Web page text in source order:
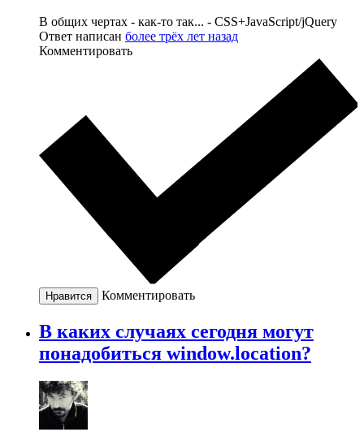
В общих чертах - как-то так... - CSS+JavaScript/jQuery
Ответ написан более трёх лет назад
Комментировать
Нравится Комментировать
В каких случаях сегодня могут
понадобиться window.location?